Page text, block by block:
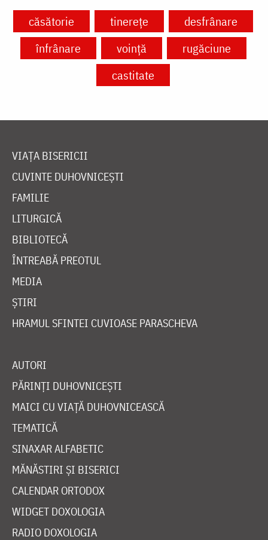
căsătorie tinerețe
desfrânare
înfrânare
voință
rugăciune
castitate
VIAȚA BISERICII
CUVINTE DUHOVNICEȘTI
FAMILIE
LITURGICĂ
BIBLIOTECĂ
ÎNTREABĂ PREOTUL
MEDIA
ȘTIRI
HRAMUL SFINTEI CUVIOASE PARASCHEVA
AUTORI
PĂRINȚI DUHOVNICEȘTI
MAICI CU VIAȚĂ DUHOVNICEASCĂ
TEMATICĂ
SINAXAR ALFABETIC
MĂNĂSTIRI ȘI BISERICI
CALENDAR ORTODOX
WIDGET DOXOLOGIA
RADIO DOXOLOGIA